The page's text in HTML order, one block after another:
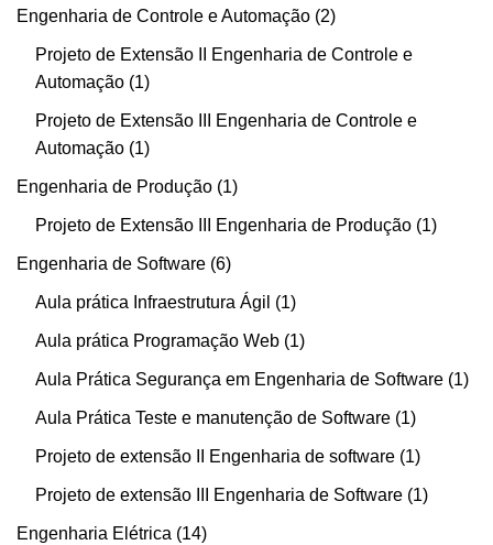
Engenharia de Controle e Automação 2
Projeto de Extensão II Engenharia de Controle e
Automação 1
Projeto de Extensão III Engenharia de Controle e
Automação 1
Engenharia de Produção 1
Projeto de Extensão III Engenharia de Produção 1
Engenharia de Software 6
Aula prática Infraestrutura Ágil 1
Aula prática Programação Web 1
Aula Prática Segurança em Engenharia de Software 1
Aula Prática Teste e manutenção de Software 1
Projeto de extensão II Engenharia de software 1
Projeto de extensão III Engenharia de Software 1
Engenharia Elétrica 14